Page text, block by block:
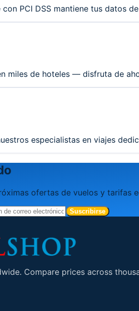
PCI DSS mantiene tus datos
miles de hoteles — disfruta de
especialistas en viajes
ofertas de vuelos y tarifas
Suscribirse
Compare prices across